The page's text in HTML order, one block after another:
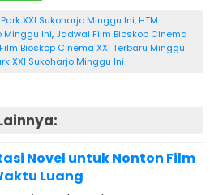
XXI Sukoharjo Minggu Ini, HTM
Minggu Ini, Jadwal Film Bioskop Cinema
Bioskop Cinema XXI Terbaru Minggu
XXI Sukoharjo Minggu Ini
Novel untuk Nonton Film
Luang